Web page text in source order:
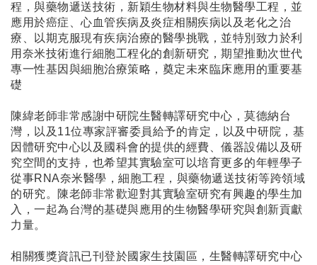
程，與藥物遞送技術，新穎生物材料與生物醫學工程，並
應用於癌症、心血管疾病及炎症相關疾病以及老化之治
療、以期克服現有疾病治療的醫學挑戰，並特別致力於利
用奈米技術進行細胞工程化的創新研究，期望推動次世代
專一性基因與細胞治療策略，奠定未來臨床應用的重要基
礎
陳緯老師非常感謝中研院生醫轉譯研究中心，莫德納台
灣，以及11位專家評審委員給予的肯定，以及中研院，基
因體研究中心以及國科會的提供的經費、儀器設備以及研
究空間的支持，也希望其實驗室可以培育更多的年輕學子
從事RNA奈米醫學，細胞工程，與藥物遞送技術等跨領域
的研究。陳老師非常歡迎對其實驗室研究有興趣的學生加
入，一起為台灣的基礎與應用的生物醫學研究與創新貢獻
力量。
相關獲獎資訊已刊登於國家生技園區，生醫轉譯研究中心